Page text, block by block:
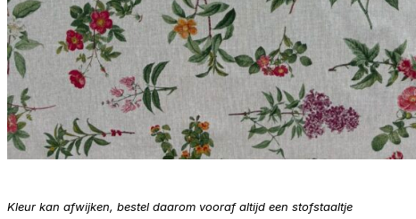
Kleur kan afwijken, bestel daarom vooraf altijd een stofstaaltje